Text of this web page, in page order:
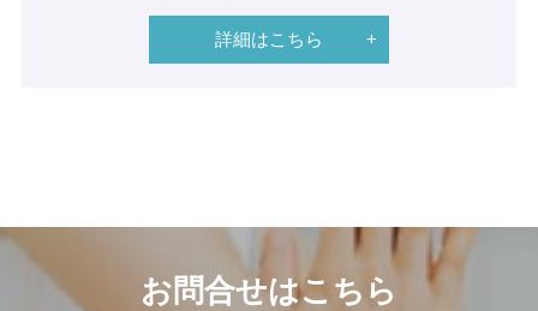
詳細はこちら
お問合せはこちら